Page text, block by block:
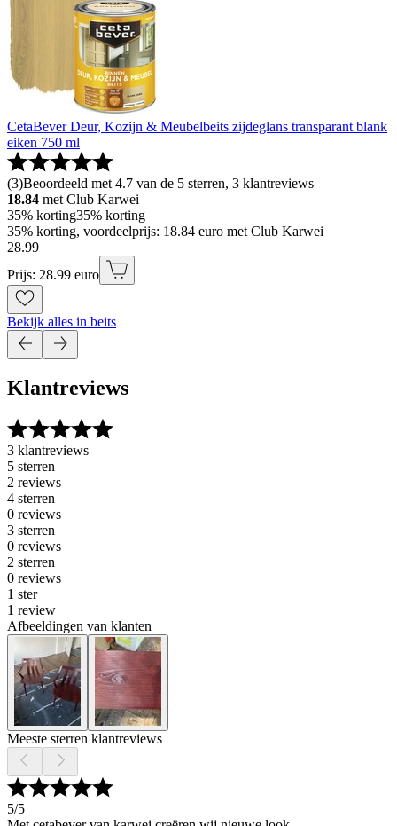
CetaBever Deur, Kozijn & Meubelbeits zijdeglans transparant blank
eiken 750 ml
(3)Beoordeeld met 4.7 van de 5 sterren, 3 klantreviews
18.84 met Club Karwei
35% korting35% korting
35% korting, voordeelprijs: 18.84 euro met Club Karwei
28.99
Prijs: 28.99 euro
Bekijk alles in beits
Klantreviews
3 klantreviews
5 sterren
2 reviews
4 sterren
0 reviews
3 sterren
0 reviews
2 sterren
0 reviews
1 ster
1 review
Afbeeldingen van klanten
Meeste sterren klantreviews
5/5